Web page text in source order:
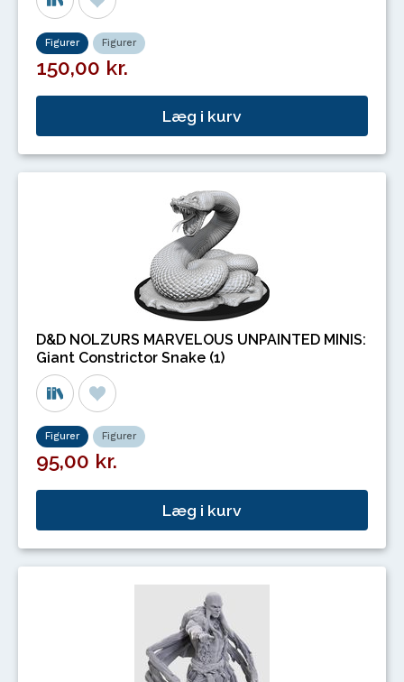
Figurer Figurer
150,00 kr.
Læg i kurv
D&D NOLZURS MARVELOUS UNPAINTED MINIS:
Giant Constrictor Snake (1)
Figurer Figurer
95,00 kr.
Læg i kurv